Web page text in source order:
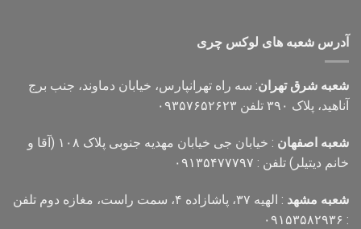
آدرس شعبه های لوکس چری
شعبه شرق تهران: سه راه تهرانپارس، خیابان دماوند، جنب برج
آناهید، پلاک ۳۹۰ تلفن ۰۹۳۵۷۶۵۲۶۲۳
شعبه اصفهان
: خیابان جی خیابان مهدیه جنوبی پلاک ۱۰۸ (آقا و
خانم دیتیلر) تلفن : ۰۹۱۳۵۴۷۷۷۹۷
شعبه مشهد
: الهیه ۳۷، پاشازاده ۴، سمت راست، مغازه دوم تلفن
: ۰۹۱۵۳۵۸۲۹۳۶